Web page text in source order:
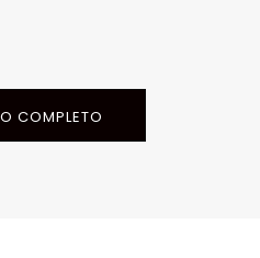
COMPLETO